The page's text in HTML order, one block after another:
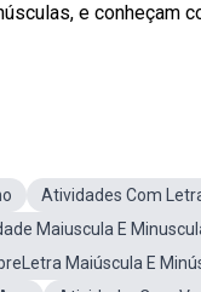
e conheçam
Atividades Com
Maiuscula E
Maiúscula E